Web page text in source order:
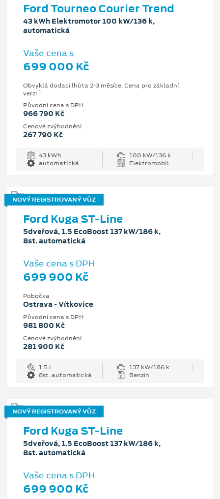
Ford Tourneo Courier Trend
43 kWh Elektromotor 100 kW/136 k,
automatická
Vaše cena s
699 000 Kč
Obvyklá dodací lhůta 2-3 měsíce. Cena pro základní
verzi.1
Původní cena s DPH
966 790 Kč
Cenové zvýhodnění
267 790 Kč
43 kWh
100 kW/136 k
automatická
Elektromobil
NOVÝ REGISTROVANÝ VŮZ
Ford Kuga ST-Line
5dveřová, 1.5 EcoBoost 137 kW/186 k,
8st. automatická
Vaše cena s DPH
699 900 Kč
Pobočka
Ostrava - Vítkovice
Původní cena s DPH
981 800 Kč
Cenové zvýhodnění
281 900 Kč
1.5 l
137 kW/186 k
8st. automatická
Benzín
NOVÝ REGISTROVANÝ VŮZ
Ford Kuga ST-Line
5dveřová, 1.5 EcoBoost 137 kW/186 k,
8st. automatická
Vaše cena s DPH
699 900 Kč